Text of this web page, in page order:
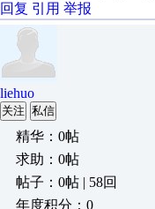
回复 引用 举报
liehuo
关注 私信
精华：0帖
求助：0帖
帖子：0帖 | 58回
年度积分：0